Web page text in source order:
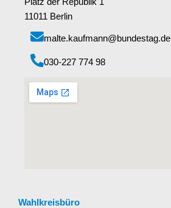
11011 Berlin
malte.kaufmann@bundestag.de
‭030-227 774 98‬
Wahlkreisbüro